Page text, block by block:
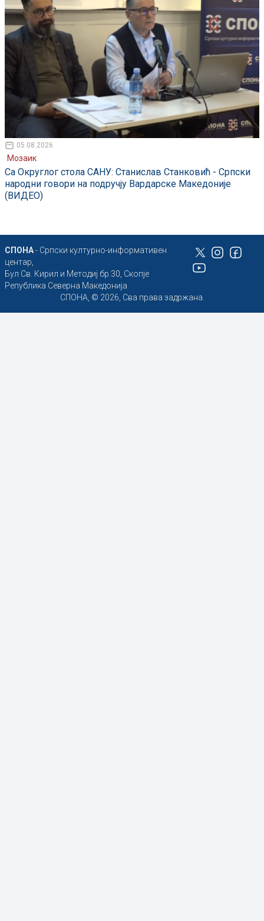
05.08.2026
Мозаик
Са Округлог стола САНУ: Станислав Станковић - Српски
народни говори на подручју Вардарске Македоније
(ВИДЕО)
СПОНА- Српски културно-информативен
центар,
Бул Св. Кирил и Методиј бр.30, Скопје
Република Северна Македонија
СПОНА, © 2026, Сва права задржана.